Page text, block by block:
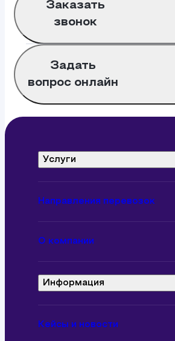
Заказать
звонок
Задать
вопрос онлайн
Услуги
Автоперевозки грузов
Сборные грузы
Направления перевозок
О компании
Информация
Вопросы и ответы
Кейсы и новости